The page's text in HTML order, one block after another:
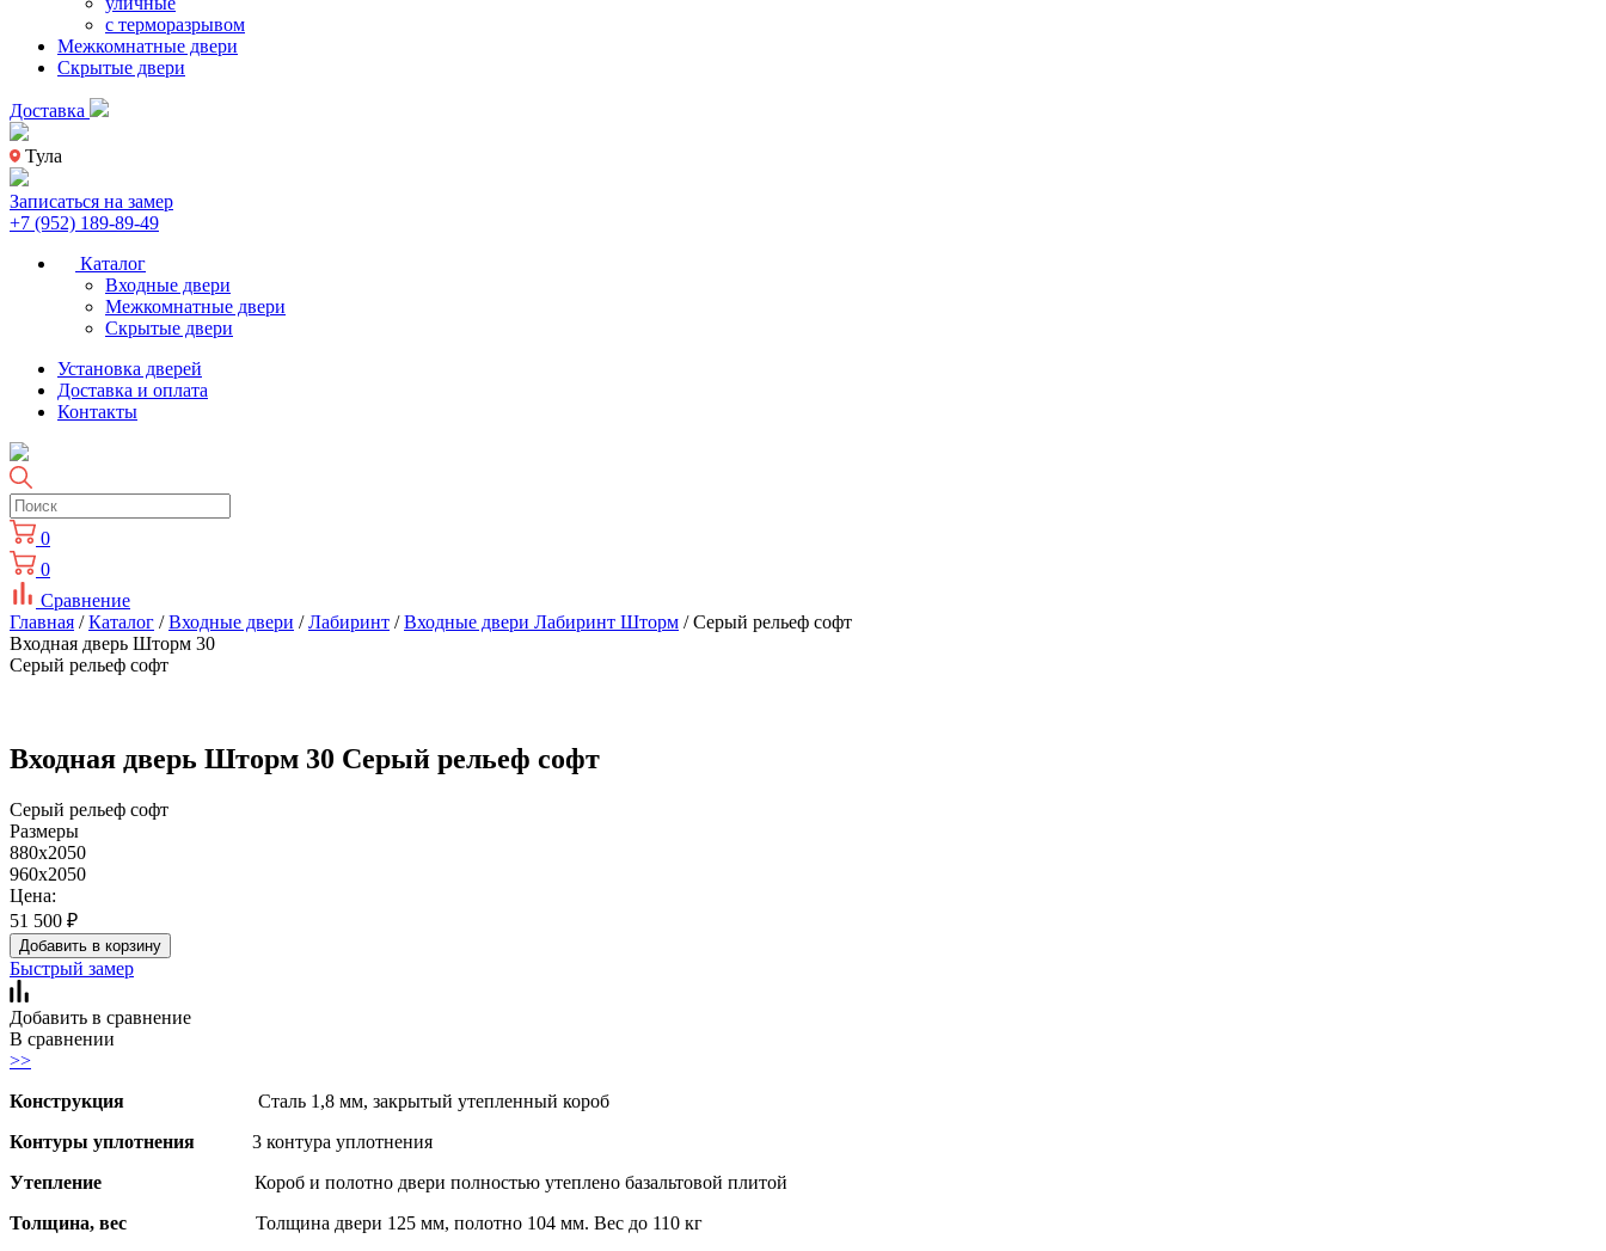
с терморазрывом
Межкомнатные двери
Скрытые двери
Доставка
Тула
Записаться на замер
+7 (952) 189-89-49
Каталог
Входные двери
Межкомнатные двери
Скрытые двери
Установка дверей
Доставка и оплата
Контакты
0
0
Сравнение
Главная /Каталог /Входные двери /Лабиринт /Входные двери Лабиринт Шторм / Серый рельеф софт
Входная дверь Шторм 30
Серый рельеф софт
Входная дверь Шторм 30 Серый рельеф софт
Серый рельеф софт
Размеры
880x2050
960x2050
Цена:
51 500 ₽
Добавить в корзину
Быстрый замер
Добавить в сравнение
В сравнении
>>
Конструкция Сталь 1,8 мм, закрытый утепленный короб
Контуры уплотнения 3 контура уплотнения
Утепление Короб и полотно двери полностью утеплено базальтовой плитой
Толщина, вес Толщина двери 125 мм, полотно 104 мм. Вес до 110 кг